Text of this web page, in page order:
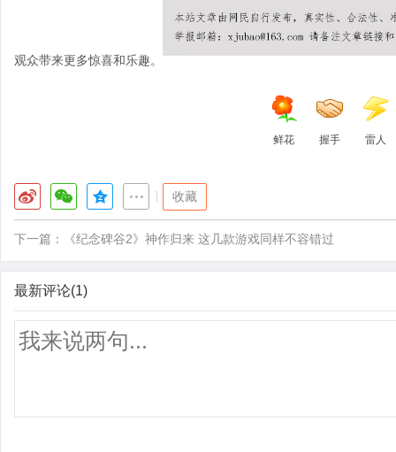
观众带来更多惊喜和乐趣。
鲜花 握手 雷人
收藏
下一篇： 《纪念碑谷2》神作归来 这几款游戏同样不容错过
最新评论(1)